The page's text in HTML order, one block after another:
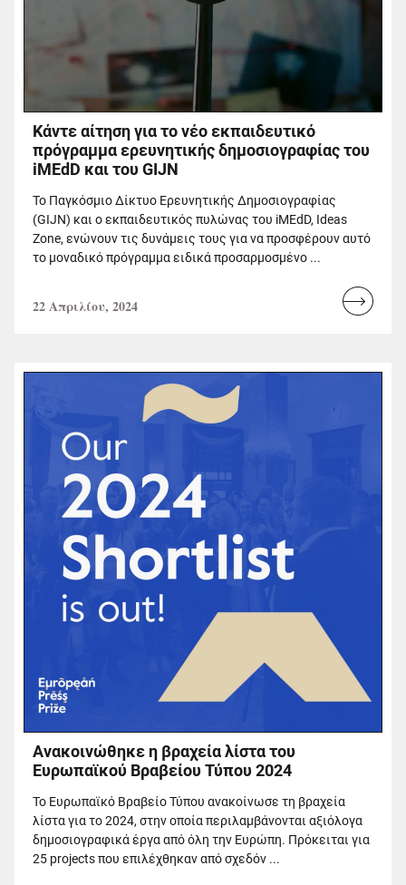
Κάντε αίτηση για το νέο εκπαιδευτικό
πρόγραμμα ερευνητικής δημοσιογραφίας του
iMEdD και του GIJN
Το Παγκόσμιο Δίκτυο Ερευνητικής Δημοσιογραφίας
(GIJN) και ο εκπαιδευτικός πυλώνας του iMEdD, Ideas
Zone, ενώνουν τις δυνάμεις τους για να προσφέρουν αυτό
το μοναδικό πρόγραμμα ειδικά προσαρμοσμένο ...
22 Απριλίου, 2024
Read
Ανακοινώθηκε η βραχεία λίστα του
Ευρωπαϊκού Βραβείου Τύπου 2024
Το Ευρωπαϊκό Βραβείο Τύπου ανακοίνωσε τη βραχεία
λίστα για το 2024, στην οποία περιλαμβάνονται αξιόλογα
δημοσιογραφικά έργα από όλη την Ευρώπη. Πρόκειται για
25 projects που επιλέχθηκαν από σχεδόν ...